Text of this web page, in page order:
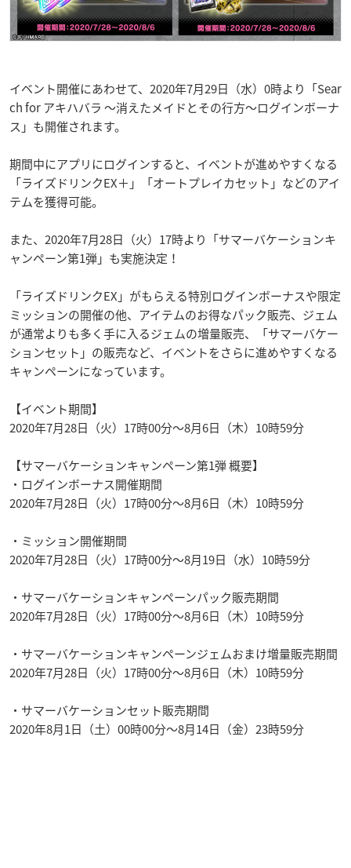
イベント開催にあわせて、2020年7月29日（水）0時より「Sear
ch for アキハバラ ～消えたメイドとその行方～ログインボーナ
ス」も開催されます。
期間中にアプリにログインすると、イベントが進めやすくなる
「ライズドリンクEX＋」「オートプレイカセット」などのアイ
テムを獲得可能。
また、2020年7月28日（火）17時より「サマーバケーションキ
ャンペーン第1弾」も実施決定！
「ライズドリンクEX」がもらえる特別ログインボーナスや限定
ミッションの開催の他、アイテムのお得なパック販売、ジェム
が通常よりも多く手に入るジェムの増量販売、「サマーバケー
ションセット」の販売など、イベントをさらに進めやすくなる
キャンペーンになっています。
【イベント期間】
2020年7月28日（火）17時00分～8月6日（木）10時59分
【サマーバケーションキャンペーン第1弾 概要】
・ログインボーナス開催期間
2020年7月28日（火）17時00分～8月6日（木）10時59分
・ミッション開催期間
2020年7月28日（火）17時00分～8月19日（水）10時59分
・サマーバケーションキャンペーンパック販売期間
2020年7月28日（火）17時00分～8月6日（木）10時59分
・サマーバケーションキャンペーンジェムおまけ増量販売期間
2020年7月28日（火）17時00分～8月6日（木）10時59分
・サマーバケーションセット販売期間
2020年8月1日（土）00時00分～8月14日（金）23時59分